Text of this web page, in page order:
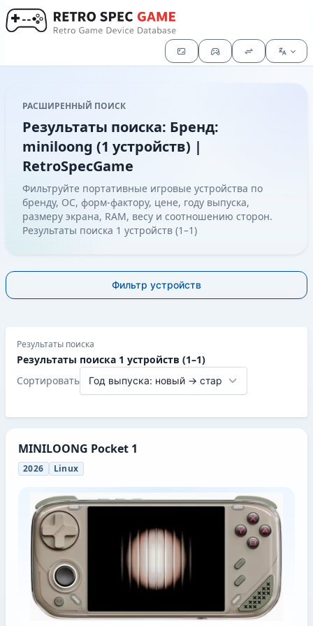
РАСШИРЕННЫЙ ПОИСК
Результаты поиска: Бренд:
miniloong (1 устройств) |
RetroSpecGame
Фильтруйте портативные игровые устройства по
бренду, ОС, форм-фактору, цене, году выпуска,
размеру экрана, RAM, весу и соотношению сторон.
Результаты поиска 1 устройств (1–1)
Фильтр устройств
Результаты поиска
Результаты поиска 1 устройств (1–1)
Сортировать
MINILOONG Pocket 1
2026 Linux